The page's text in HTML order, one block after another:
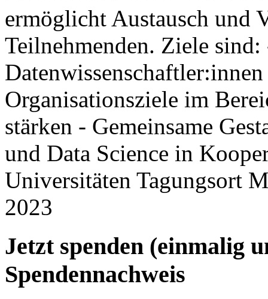
ermöglicht Austausch und
Teilnehmenden. Ziele
Organisationsziele im
stärken - Gemeinsame
und Data Science in
Universitäten Tagungsort
2023
Jetzt spenden (einmalig
Spendennachweis